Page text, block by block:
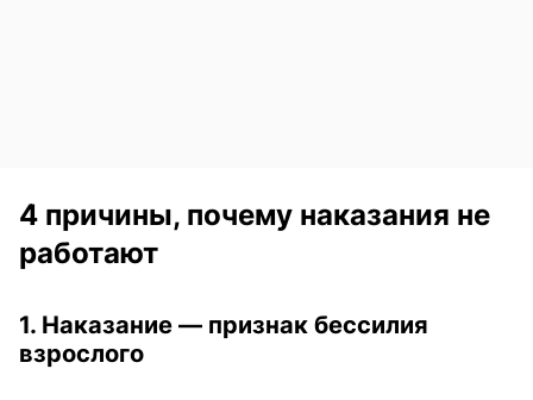
4 причины, почему наказания не
работают
1. Наказание — признак бессилия
взрослого